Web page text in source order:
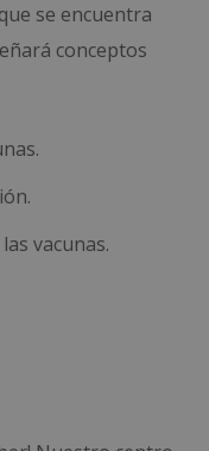
se encuentra
conceptos
vacunas.